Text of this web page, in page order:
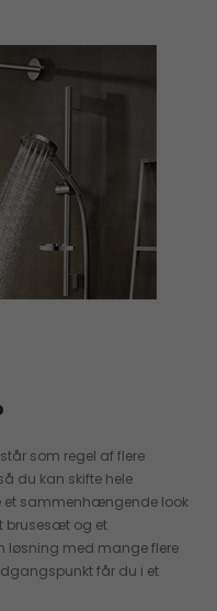
som regel af flere
du kan skifte hele
et sammenhængende look
brusesæt og et
løsning med mange flere
får du i et